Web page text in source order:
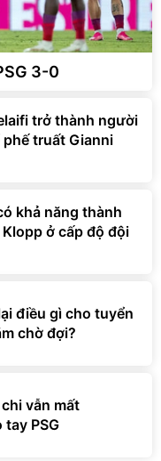
3-0
trở thành người
truất Gianni
khả năng thành
ở cấp độ đội
điều gì cho tuyển
chờ đợi?
vẫn mất
PSG